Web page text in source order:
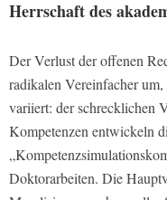
Herrschaft des
Der Verlust der offenen
radikalen Vereinfacher
variiert: der schrecklichen
Kompetenzen entwickeln
Doktorarbeiten. Die